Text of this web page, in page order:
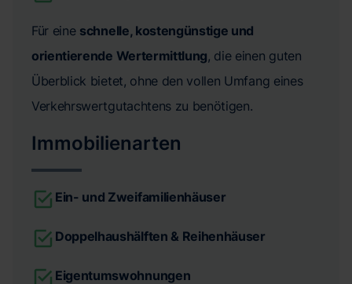
Für eine schnelle, kostengünstige und
orientierende Wertermittlung, die einen guten
Überblick bietet, ohne den vollen Umfang eines
Verkehrswertgutachtens zu benötigen.
Immobilienarten
Ein- und Zweifamilienhäuser
Doppelhaushälften & Reihenhäuser
Eigentumswohnungen